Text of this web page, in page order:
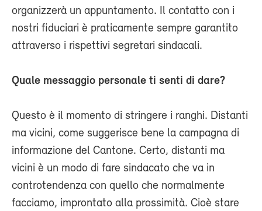
organizzerà un appuntamento. Il contatto con i
nostri fiduciari è praticamente sempre garantito
attraverso i rispettivi segretari sindacali.
Quale messaggio personale ti senti di dare?
Questo è il momento di stringere i ranghi. Distanti
ma vicini, come suggerisce bene la campagna di
informazione del Cantone. Certo, distanti ma
vicini è un modo di fare sindacato che va in
controtendenza con quello che normalmente
facciamo, improntato alla prossimità. Cioè stare